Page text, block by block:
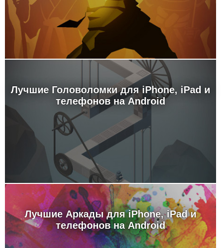
Лучшие Головоломки для iPhone, iPad и
телефонов на Android
Лучшие Аркады для iPhone, iPad и
телефонов на Android